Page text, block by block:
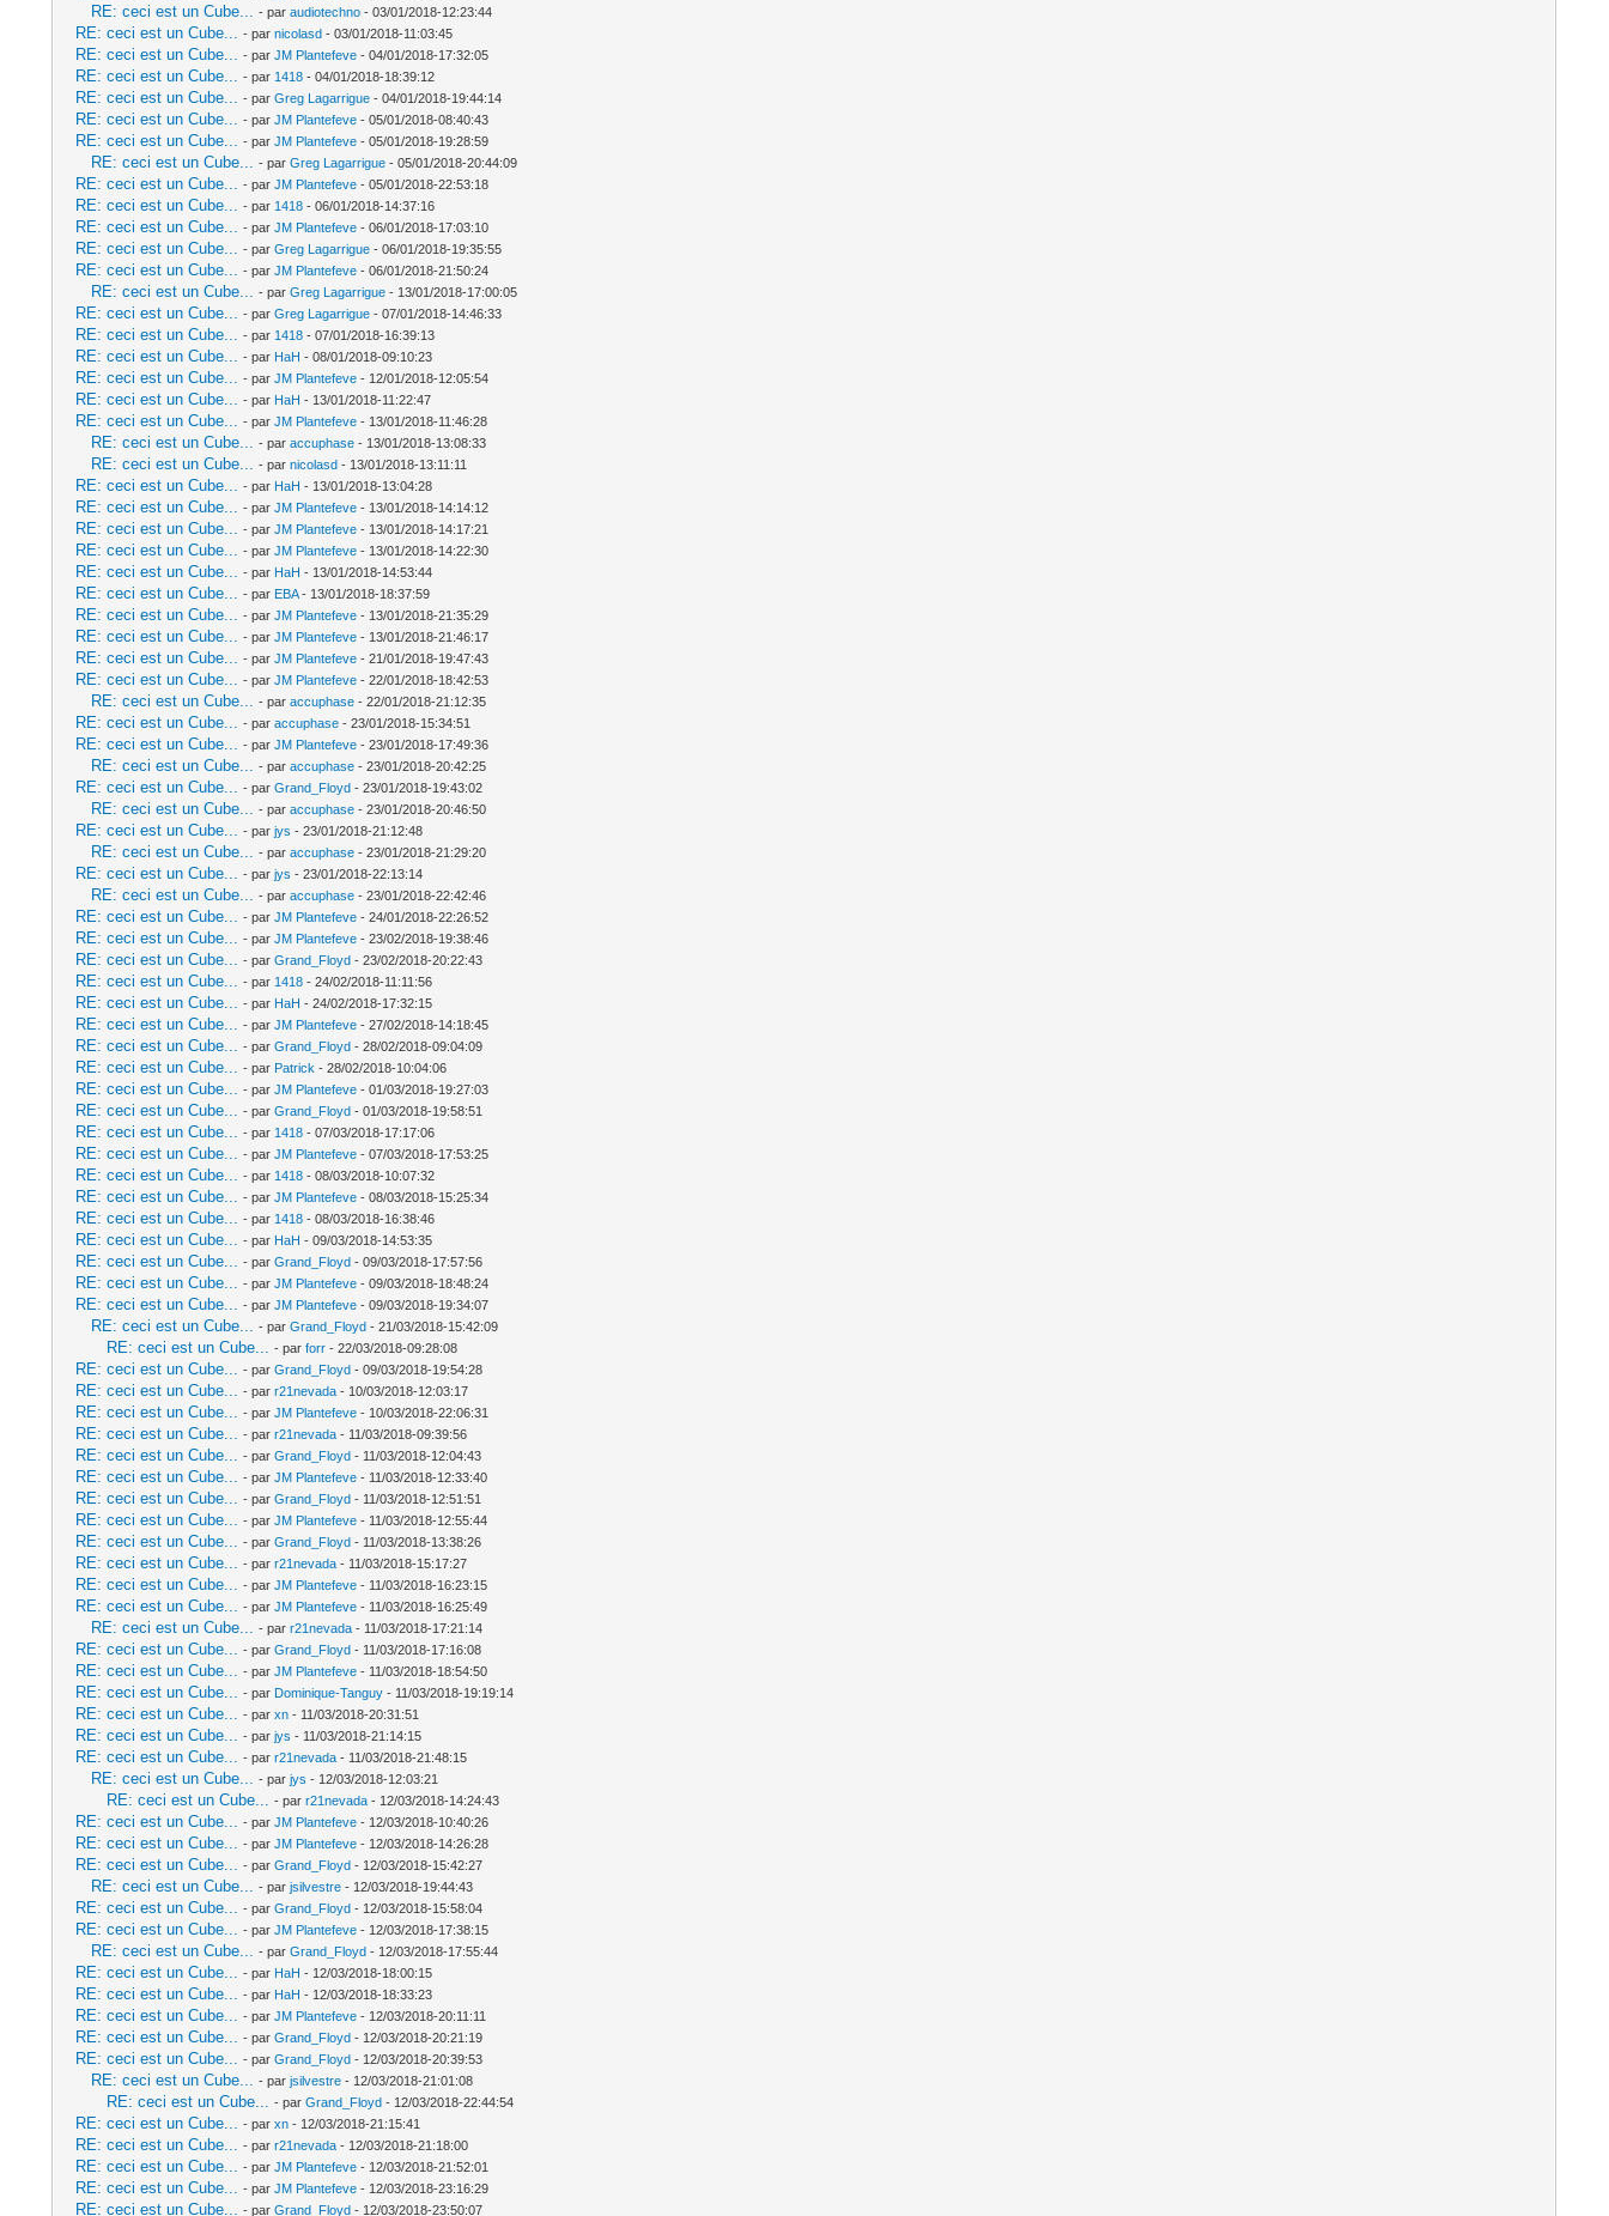
RE: ceci est un Cube... - paraudiotechno - 03/01/2018-12:23:44
RE: ceci est un Cube... - parnicolasd - 03/01/2018-11:03:45
RE: ceci est un Cube... - parJM Plantefeve - 04/01/2018-17:32:05
RE: ceci est un Cube... - par 1418 - 04/01/2018-18:39:12
RE: ceci est un Cube... - parGreg Lagarrigue - 04/01/2018-19:44:14
RE: ceci est un Cube... - parJM Plantefeve - 05/01/2018-08:40:43
RE: ceci est un Cube... - parJM Plantefeve - 05/01/2018-19:28:59
RE: ceci est un Cube... - parGreg Lagarrigue - 05/01/2018-20:44:09
RE: ceci est un Cube... - parJM Plantefeve - 05/01/2018-22:53:18
RE: ceci est un Cube... - par 1418 - 06/01/2018-14:37:16
RE: ceci est un Cube... - parJM Plantefeve - 06/01/2018-17:03:10
RE: ceci est un Cube... - parGreg Lagarrigue - 06/01/2018-19:35:55
RE: ceci est un Cube... - parJM Plantefeve - 06/01/2018-21:50:24
RE: ceci est un Cube... - parGreg Lagarrigue - 13/01/2018-17:00:05
RE: ceci est un Cube... - parGreg Lagarrigue - 07/01/2018-14:46:33
RE: ceci est un Cube... - par 1418 - 07/01/2018-16:39:13
RE: ceci est un Cube... - par HaH - 08/01/2018-09:10:23
RE: ceci est un Cube... - parJM Plantefeve - 12/01/2018-12:05:54
RE: ceci est un Cube... - par HaH - 13/01/2018-11:22:47
RE: ceci est un Cube... - parJM Plantefeve - 13/01/2018-11:46:28
RE: ceci est un Cube... - paraccuphase - 13/01/2018-13:08:33
RE: ceci est un Cube... - parnicolasd - 13/01/2018-13:11:11
RE: ceci est un Cube... - par HaH - 13/01/2018-13:04:28
RE: ceci est un Cube... - parJM Plantefeve - 13/01/2018-14:14:12
RE: ceci est un Cube... - parJM Plantefeve - 13/01/2018-14:17:21
RE: ceci est un Cube... - parJM Plantefeve - 13/01/2018-14:22:30
RE: ceci est un Cube... - par HaH - 13/01/2018-14:53:44
RE: ceci est un Cube... - par EBA- 13/01/2018-18:37:59
RE: ceci est un Cube... - parJM Plantefeve - 13/01/2018-21:35:29
RE: ceci est un Cube... - parJM Plantefeve - 13/01/2018-21:46:17
RE: ceci est un Cube... - parJM Plantefeve - 21/01/2018-19:47:43
RE: ceci est un Cube... - parJM Plantefeve - 22/01/2018-18:42:53
RE: ceci est un Cube... - paraccuphase - 22/01/2018-21:12:35
RE: ceci est un Cube... - paraccuphase - 23/01/2018-15:34:51
RE: ceci est un Cube... - parJM Plantefeve - 23/01/2018-17:49:36
RE: ceci est un Cube... - paraccuphase - 23/01/2018-20:42:25
RE: ceci est un Cube... - parGrand_Floyd - 23/01/2018-19:43:02
RE: ceci est un Cube... - paraccuphase - 23/01/2018-20:46:50
RE: ceci est un Cube... - parjys - 23/01/2018-21:12:48
RE: ceci est un Cube... - paraccuphase - 23/01/2018-21:29:20
RE: ceci est un Cube... - parjys - 23/01/2018-22:13:14
RE: ceci est un Cube... - paraccuphase - 23/01/2018-22:42:46
RE: ceci est un Cube... - parJM Plantefeve - 24/01/2018-22:26:52
RE: ceci est un Cube... - parJM Plantefeve - 23/02/2018-19:38:46
RE: ceci est un Cube... - parGrand_Floyd - 23/02/2018-20:22:43
RE: ceci est un Cube... - par 1418 - 24/02/2018-11:11:56
RE: ceci est un Cube... - par HaH - 24/02/2018-17:32:15
RE: ceci est un Cube... - parJM Plantefeve - 27/02/2018-14:18:45
RE: ceci est un Cube... - parGrand_Floyd - 28/02/2018-09:04:09
RE: ceci est un Cube... - par Patrick - 28/02/2018-10:04:06
RE: ceci est un Cube... - parJM Plantefeve - 01/03/2018-19:27:03
RE: ceci est un Cube... - parGrand_Floyd - 01/03/2018-19:58:51
RE: ceci est un Cube... - par 1418 - 07/03/2018-17:17:06
RE: ceci est un Cube... - parJM Plantefeve - 07/03/2018-17:53:25
RE: ceci est un Cube... - par 1418 - 08/03/2018-10:07:32
RE: ceci est un Cube... - parJM Plantefeve - 08/03/2018-15:25:34
RE: ceci est un Cube... - par 1418 - 08/03/2018-16:38:46
RE: ceci est un Cube... - par HaH - 09/03/2018-14:53:35
RE: ceci est un Cube... - parGrand_Floyd - 09/03/2018-17:57:56
RE: ceci est un Cube... - parJM Plantefeve - 09/03/2018-18:48:24
RE: ceci est un Cube... - parJM Plantefeve - 09/03/2018-19:34:07
RE: ceci est un Cube... - parGrand_Floyd - 21/03/2018-15:42:09
RE: ceci est un Cube... - parforr - 22/03/2018-09:28:08
RE: ceci est un Cube... - parGrand_Floyd - 09/03/2018-19:54:28
RE: ceci est un Cube... - parr21nevada - 10/03/2018-12:03:17
RE: ceci est un Cube... - parJM Plantefeve - 10/03/2018-22:06:31
RE: ceci est un Cube... - parr21nevada - 11/03/2018-09:39:56
RE: ceci est un Cube... - parGrand_Floyd - 11/03/2018-12:04:43
RE: ceci est un Cube... - parJM Plantefeve - 11/03/2018-12:33:40
RE: ceci est un Cube... - parGrand_Floyd - 11/03/2018-12:51:51
RE: ceci est un Cube... - parJM Plantefeve - 11/03/2018-12:55:44
RE: ceci est un Cube... - parGrand_Floyd - 11/03/2018-13:38:26
RE: ceci est un Cube... - parr21nevada - 11/03/2018-15:17:27
RE: ceci est un Cube... - parJM Plantefeve - 11/03/2018-16:23:15
RE: ceci est un Cube... - parJM Plantefeve - 11/03/2018-16:25:49
RE: ceci est un Cube... - parr21nevada - 11/03/2018-17:21:14
RE: ceci est un Cube... - parGrand_Floyd - 11/03/2018-17:16:08
RE: ceci est un Cube... - parJM Plantefeve - 11/03/2018-18:54:50
RE: ceci est un Cube... - par Dominique-Tanguy - 11/03/2018-19:19:14
RE: ceci est un Cube... - parxn - 11/03/2018-20:31:51
RE: ceci est un Cube... - parjys - 11/03/2018-21:14:15
RE: ceci est un Cube... - parr21nevada - 11/03/2018-21:48:15
RE: ceci est un Cube... - parjys - 12/03/2018-12:03:21
RE: ceci est un Cube... - parr21nevada - 12/03/2018-14:24:43
RE: ceci est un Cube... - parJM Plantefeve - 12/03/2018-10:40:26
RE: ceci est un Cube... - parJM Plantefeve - 12/03/2018-14:26:28
RE: ceci est un Cube... - parGrand_Floyd - 12/03/2018-15:42:27
RE: ceci est un Cube... - parjsilvestre - 12/03/2018-19:44:43
RE: ceci est un Cube... - parGrand_Floyd - 12/03/2018-15:58:04
RE: ceci est un Cube... - parJM Plantefeve - 12/03/2018-17:38:15
RE: ceci est un Cube... - parGrand_Floyd - 12/03/2018-17:55:44
RE: ceci est un Cube... - par HaH - 12/03/2018-18:00:15
RE: ceci est un Cube... - par HaH - 12/03/2018-18:33:23
RE: ceci est un Cube... - parJM Plantefeve - 12/03/2018-20:11:11
RE: ceci est un Cube... - parGrand_Floyd - 12/03/2018-20:21:19
RE: ceci est un Cube... - parGrand_Floyd - 12/03/2018-20:39:53
RE: ceci est un Cube... - parjsilvestre - 12/03/2018-21:01:08
RE: ceci est un Cube... - parGrand_Floyd - 12/03/2018-22:44:54
RE: ceci est un Cube... - parxn - 12/03/2018-21:15:41
RE: ceci est un Cube... - parr21nevada - 12/03/2018-21:18:00
RE: ceci est un Cube... - parJM Plantefeve - 12/03/2018-21:52:01
RE: ceci est un Cube... - parJM Plantefeve - 12/03/2018-23:16:29
RE: ceci est un Cube... - parGrand_Floyd - 12/03/2018-23:50:07